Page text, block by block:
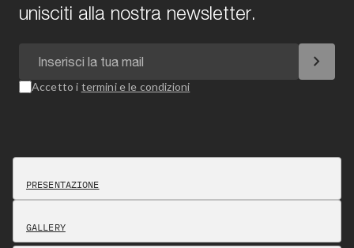
unisciti alla nostra newsletter.
chevron_right
Accetto i termini e le condizioni
PRESENTAZIONE
GALLERY